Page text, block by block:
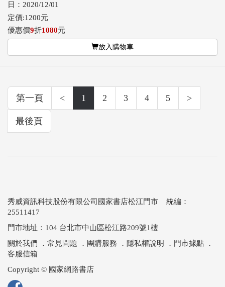
日：2020/12/01
定價:1200元
優惠價9折1080元
放入購物車
第一頁 < 1 2 3 4 5 >
最後頁
秀威資訊科技股份有限公司國家書店松江門市 統編：
25511417
門市地址：104 台北市中山區松江路209號1樓
關於我們 ． 常見問題 ． 團購服務 ． 隱私權說明 ． 門市據點 ．
客服信箱
Copyright © 國家網路書店